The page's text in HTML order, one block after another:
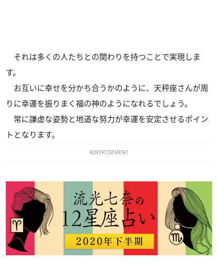
それは多くの人たちとの関わりを持つことで実現しま
す。
お互いに幸せを分かち合うかのように、天秤座さんが周
りに幸運を振りまく福の神のようになれるでしょう。
常に謙虚な姿勢と地道な努力が幸運を安定させるポイン
トとなります。
ADVERTISEMENT